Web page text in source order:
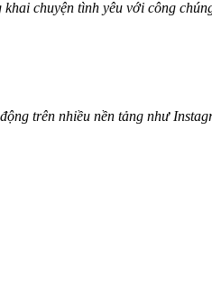
chu‌yện tìn‌h yêu với công
trên nhiều nền tảng như